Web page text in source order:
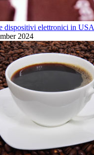
dispositivi elettronici in USA
2024